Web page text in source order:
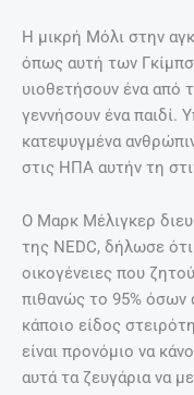
H μικρή Μόλι στην
όπως αυτή των
υιοθετήσουν ένα από
γεννήσουν ένα παιδί.
κατεψυγμένα
στις ΗΠΑ αυτήν τη
Ο Mαρκ Μέλιγκερ
της NEDC, δήλωσε ότι
οικογένειες που
πιθανώς το 95% όσων
κάποιο είδος
είναι προνόμιο να
αυτά τα ζευγάρια να